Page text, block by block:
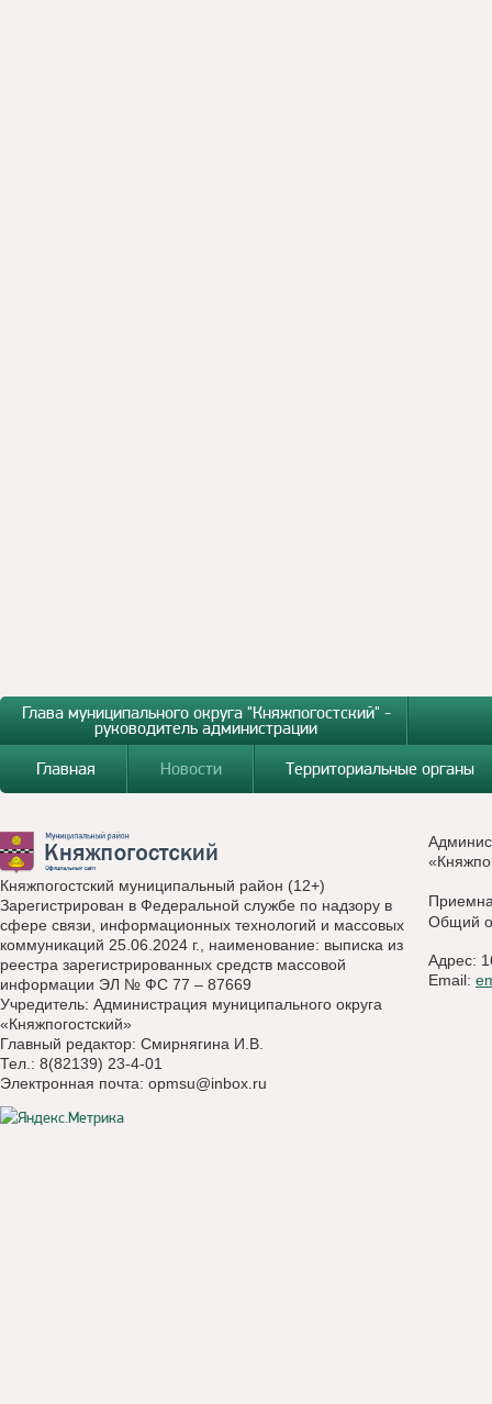
Глава муниципального округа "Княжпогостский" -
руководитель администрации
Главная
Новости Территориальные органы
Княжпогостский муниципальный район (12+)
Зарегистрирован в Федеральной службе по надзору в
сфере связи, информационных технологий и массовых
коммуникаций 25.06.2024 г., наименование: выписка из
реестра зарегистрированных средств массовой
информации ЭЛ № ФС 77 – 87669
Учредитель: Администрация муниципального округа
«Княжпогостский»
Главный редактор: Смирнягина И.В.
Тел.: 8(82139) 23-4-01
Электронная почта: opmsu@inbox.ru
Общий
Адрес:
Email: